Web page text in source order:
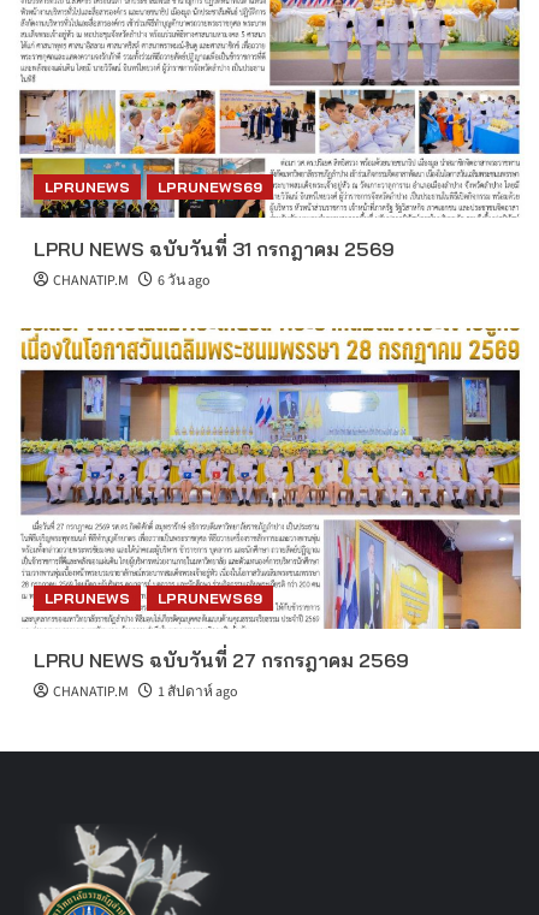
LPRUNEWS LPRUNEWS69
LPRU NEWS ฉบับวันที่ 31 กรกฎาคม 2569
CHANATIP.M 6 วัน ago
LPRUNEWS LPRUNEWS69
LPRU NEWS ฉบับวันที่ 27 กรกรฎาคม 2569
CHANATIP.M 1 สัปดาห์ ago